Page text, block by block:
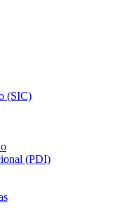
(SIC)
(PDI)